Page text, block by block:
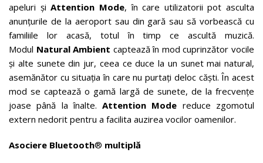
apeluri șiAttention Mode, în care utilizatorii pot asculta
anunțurile de la aeroport sau din gară sau să vorbească cu
familiile lor acasă, totul în timp ce ascultă muzică.
Modul Natural Ambient captează în mod cuprinzător vocile
și alte sunete din jur, ceea ce duce la un sunet mai natural,
asemănător cu situația în care nu purtați deloc căști. În acest
mod se captează o gamă largă de sunete, de la frecvențe
joase până la înalte.Attention Mode reduce zgomotul
extern nedorit pentru a facilita auzirea vocilor oamenilor.
Asociere Bluetooth® multiplă